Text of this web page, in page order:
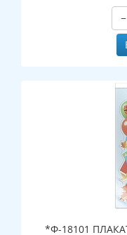
−
*Ф-18101